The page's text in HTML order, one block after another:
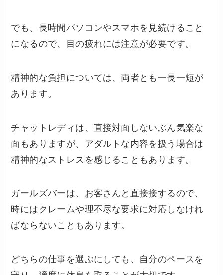
でも、長時間パソコンやスマホを見続けること
になるので、目の疲れには注意が必要です。
精神的な負担については、両者とも一長一短が
あります。
チャットレディは、直接対面しないぶん気楽な
面もありますが、アダルトな内容を扱う場合は
精神的なストレスを感じることもあります。
ガールズバーは、お客さんと直接接するので、
時にはクレームや理不尽な要求に対応しなけれ
ばならないこともあります。
どちらの仕事を選ぶにしても、自分のペースを